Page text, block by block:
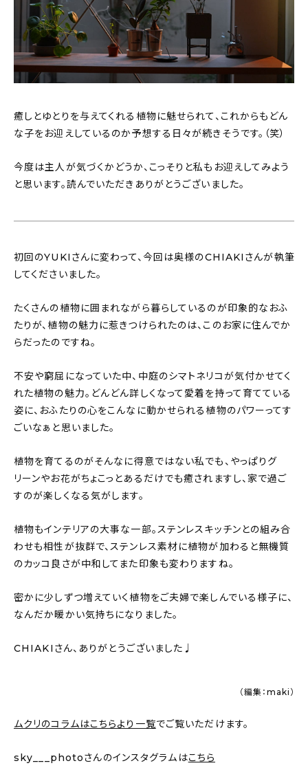
癒しとゆとりを与えてくれる植物に魅せられて、これからもどん
な子をお迎えしているのか予想する日々が続きそうです。（笑）
今度は主人が気づくかどうか、こっそりと私もお迎えしてみよう
と思います。読んでいただきありがとうございました。
初回のYUKIさんに変わって、今回は奥様のCHIAKIさんが執筆
してくださいました。
たくさんの植物に囲まれながら暮らしているのが印象的なおふ
たりが、植物の魅力に惹きつけられたのは、このお家に住んでか
らだったのですね。
不安や窮屈になっていた中、中庭のシマトネリコが気付かせてく
れた植物の魅力。どんどん詳しくなって愛着を持って育てている
姿に、おふたりの心をこんなに動かせられる植物のパワーってす
ごいなぁと思いました。
植物を育てるのがそんなに得意ではない私でも、やっぱりグ
リーンやお花がちょこっとあるだけでも癒されますし、家で過ご
すのが楽しくなる気がします。
植物もインテリアの大事な一部。ステンレスキッチンとの組み合
わせも相性が抜群で、ステンレス素材に植物が加わると無機質
のカッコ良さが中和してまた印象も変わりますね。
密かに少しずつ増えていく植物をご夫婦で楽しんでいる様子に、
なんだか暖かい気持ちになりました。
CHIAKIさん、ありがとうございました♩
（編集：maki）
ムクリのコラムはこちらより一覧でご覧いただけます。
sky___photoさんのインスタグラムはこちら